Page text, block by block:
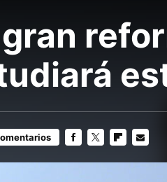
gran